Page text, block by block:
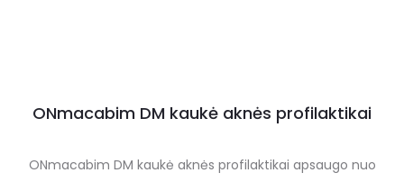
ONmacabim DM kaukė aknės profilaktikai
ONmacabim DM kaukė aknės profilaktikai apsaugo nuo